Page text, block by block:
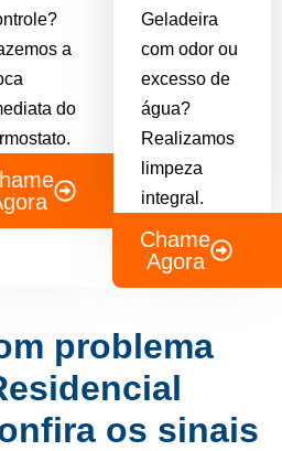
a
do
Geladeira
com odor ou
excesso de
água?
Realizamos
limpeza
integral.
Chame
Agora
problema
os sinais